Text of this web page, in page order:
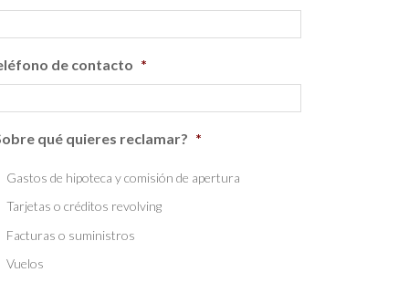
de contacto *
qué quieres reclamar? *
Gastos de hipoteca y comisión de apertura
Tarjetas o créditos revolving
Facturas o suministros
Vuelos